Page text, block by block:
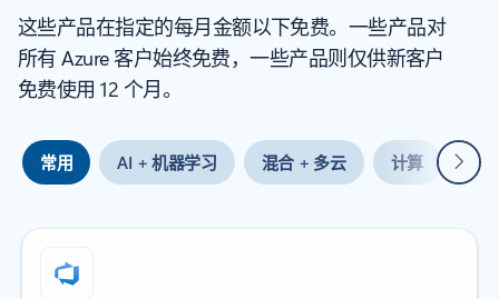
这些产品在指定的每月金额以下免费。一些产品对
所有 Azure 客户始终免费，一些产品则仅供新客户
免费使用 12 个月。
常用 AI + 机器学习 混合 + 多云 计算 容
下一